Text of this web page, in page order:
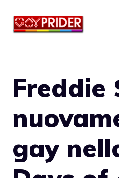
Freddie
gay